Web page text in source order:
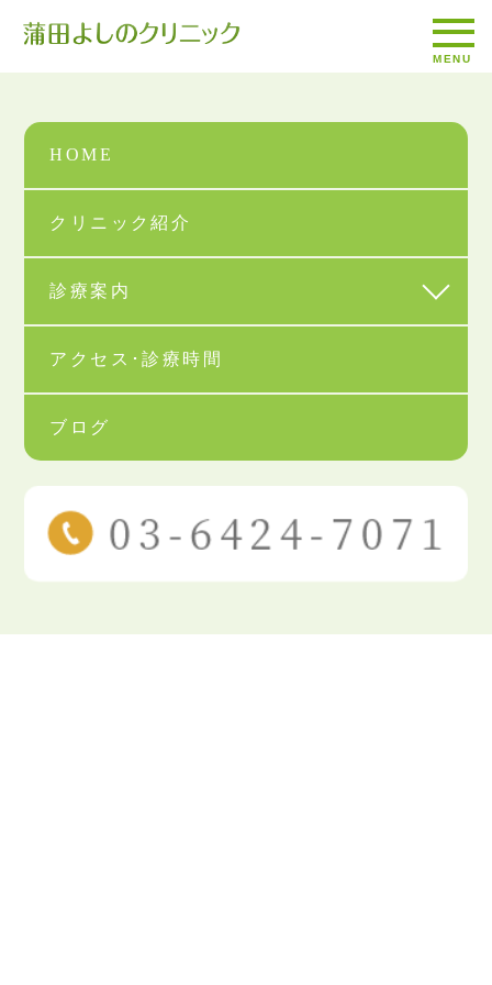
HOME
クリニック紹介
診療案内
アクセス･診療時間
ブログ
HOME